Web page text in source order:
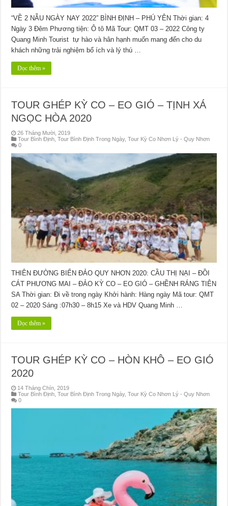
“VỀ 2 NẪU NGÀY NAY 2022” BÌNH ĐỊNH – PHÚ YÊN Thời gian: 4
Ngày 3 Đêm Phương tiện: Ô tô Mã Tour: QMT 03 – 2022 Công ty
Quang Minh Tourist tự hào và hân hạnh muốn mang đến cho du
khách những trải nghiệm bổ ích và lý thú …
Đọc thêm »
TOUR GHÉP KỲ CO – EO GIÓ – TỊNH XÁ
NGỌC HÒA 2020
26 Tháng Mười, 2019
Tour Bình Định ,Tour Bình Định Trong Ngày,Tour Kỳ Co Nhơn Lý - Quy Nhơn
0
THIÊN ĐƯỜNG BIỂN ĐẢO QUY NHƠN 2020: CẦU THỊ NẠI – ĐỒI
CÁT PHƯƠNG MAI – ĐẢO KỲ CO – EO GIÓ – GHỀNH RÁNG TIÊN
SA Thời gian: Đi về trong ngày Khởi hành: Hàng ngày Mã tour: QMT
02 – 2020 Sáng :07h30 – 8h15 Xe và HDV Quang Minh …
Đọc thêm »
TOUR GHÉP KỲ CO – HÒN KHÔ – EO GIÓ
2020
14 Tháng Chín, 2019
Tour Bình Định ,Tour Bình Định Trong Ngày,Tour Kỳ Co Nhơn Lý - Quy Nhơn
0